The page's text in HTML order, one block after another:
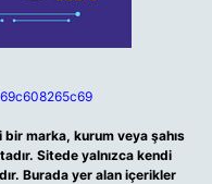
marka, kurum veya şahıs
Sitede yalnızca kendi
Burada yer alan içerikler